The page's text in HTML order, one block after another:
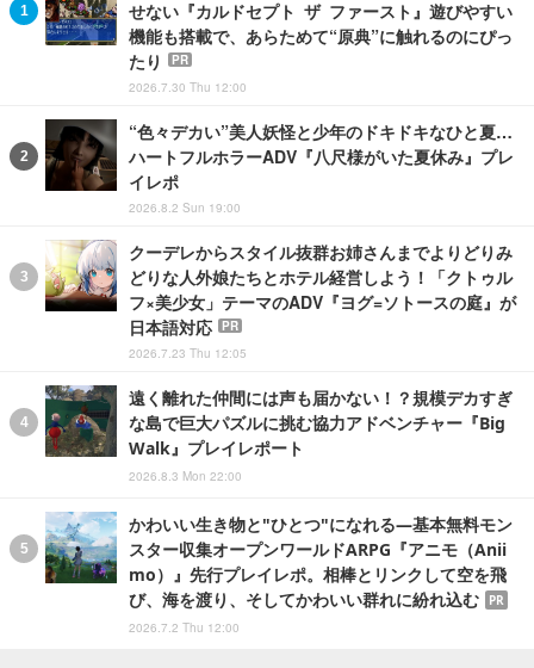
せない『カルドセプト ザ ファースト』遊びやすい
機能も搭載で、あらためて“原典”に触れるのにぴっ
たり
PR
2026.7.30 Thu 12:00
“色々デカい”美人妖怪と少年のドキドキなひと夏…
ハートフルホラーADV『八尺様がいた夏休み』プレ
イレポ
2026.8.2 Sun 19:00
クーデレからスタイル抜群お姉さんまでよりどりみ
どりな人外娘たちとホテル経営しよう！「クトゥル
フ×美少女」テーマのADV『ヨグ=ソトースの庭』が
日本語対応
PR
2026.7.23 Thu 12:05
遠く離れた仲間には声も届かない！？規模デカすぎ
な島で巨大パズルに挑む協力アドベンチャー『Big
Walk』プレイレポート
2026.8.3 Mon 22:00
かわいい生き物と"ひとつ"になれる―基本無料モン
スター収集オープンワールドARPG『アニモ（Anii
mo）』先行プレイレポ。相棒とリンクして空を飛
び、海を渡り、そしてかわいい群れに紛れ込む
PR
2026.7.2 Thu 12:00